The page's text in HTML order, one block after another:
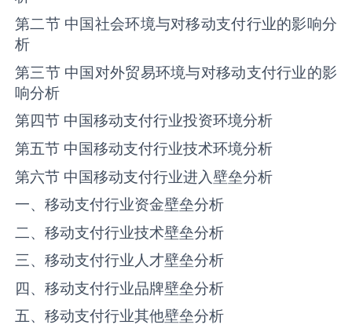
第二节 中国社会环境与对移动支付行业的影响分
析
第三节 中国对外贸易环境与对移动支付行业的影
响分析
第四节 中国移动支付行业投资环境分析
第五节 中国移动支付行业技术环境分析
第六节 中国移动支付行业进入壁垒分析
一、移动支付行业资金壁垒分析
二、移动支付行业技术壁垒分析
三、移动支付行业人才壁垒分析
四、移动支付行业品牌壁垒分析
五、移动支付行业其他壁垒分析